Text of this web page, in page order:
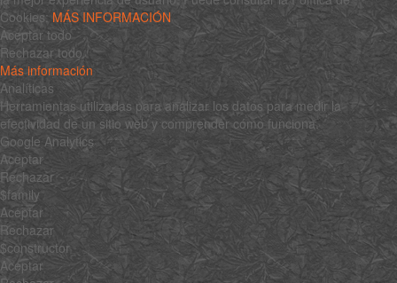
Cookies: MÁS INFORMACIÓN
Aceptar todo
Rechazar todo
Más información
Analíticas
Herramientas utilizadas para analizar los datos para medir la
efectividad de un sitio web y comprender cómo funciona.
Google Analytics
Aceptar
Rechazar
$family
Aceptar
Rechazar
$constructor
Aceptar